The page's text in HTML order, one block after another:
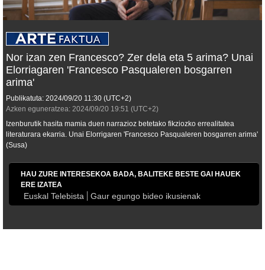
Nor izan zen Francesco? Zer dela eta 5 arima? Unai
Elorriagaren 'Francesco Pasqualeren bosgarren
arima'
Publikatuta: 2024/09/20 11:30 (UTC+2)
Azken eguneratzea: 2024/09/20 19:51 (UTC+2)
Izenburutik hasita mamia duen narrazioz betetako fikziozko errealitatea
literaturara ekarria. Unai Elorrigaren 'Francesco Pasqualeren bosgarren arima'
(Susa)
HAU ZURE INTERESEKOA BADA, BALITEKE BESTE GAI HAUEK
ERE IZATEA
Euskal Telebista Gaur egungo bideo ikusienak